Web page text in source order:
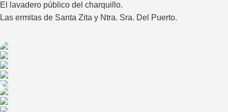
El lavadero público del charquillo.
Las ermitas de Santa Zita y Ntra. Sra. Del Puerto.